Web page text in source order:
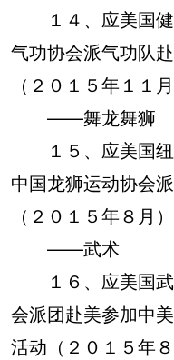
１４、应美国健
气功协会派气功队
（２０１５年１１月
——舞龙舞狮
１５、应美国纽
中国龙狮运动协会
（２０１５年８月）
——武术
１６、应美国武
会派团赴美参加中
活动（２０１５年８